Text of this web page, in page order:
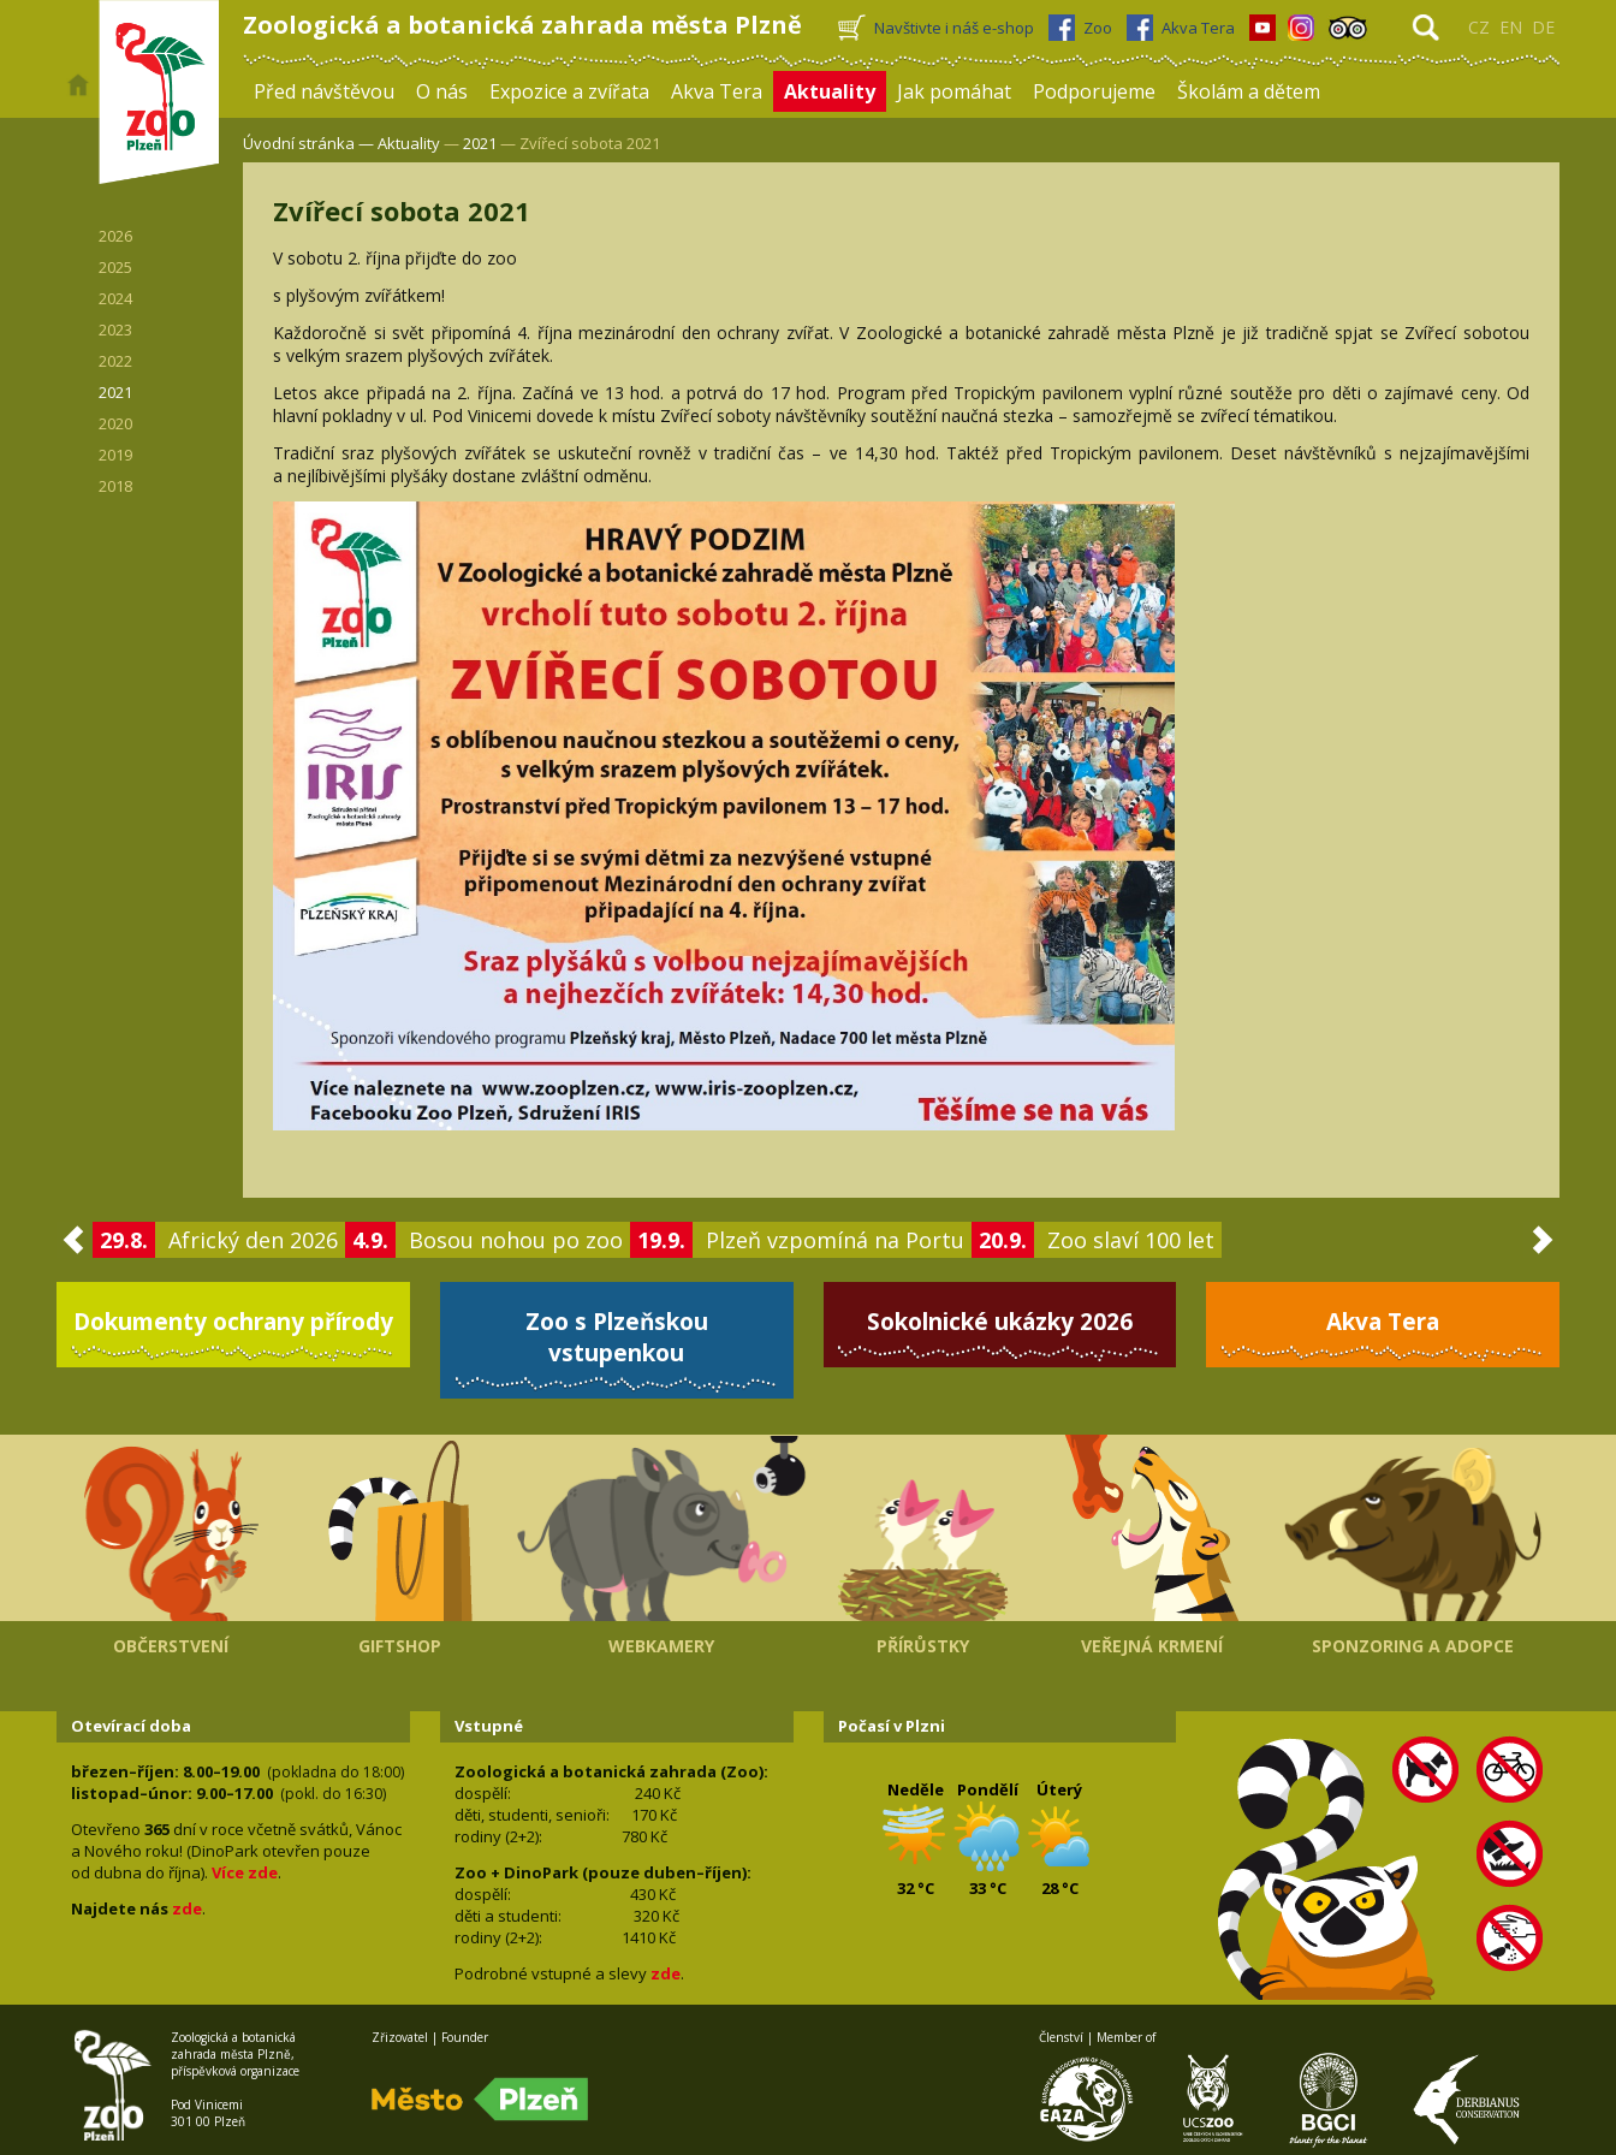
Zoologická a botanická zahrada města Plzně CZ EN DE
Navštivte i náš e-shop Zoo Akva Tera
Před návštěvou O nás Expozice a zvířata Akva Tera Aktuality Jak pomáhat Podporujeme Školám a dětem
2026
2025
2024
2023
2022
2021
2020
2019
2018
Úvodní stránka —Aktuality—2021 — Zvířecí sobota 2021
Zvířecí sobota 2021
V sobotu 2. října přijďte do zoo
s plyšovým zvířátkem!
Každoročně si svět připomíná 4. října mezinárodní den ochrany zvířat. V Zoologické a botanické zahradě města Plzně je již tradičně spjat se Zvířecí sobotou
s velkým srazem plyšových zvířátek.
Letos akce připadá na 2. října. Začíná ve 13 hod. a potrvá do 17 hod. Program před Tropickým pavilonem vyplní různé soutěže pro děti o zajímavé ceny. Od
hlavní pokladny v ul. Pod Vinicemi dovede k místu Zvířecí soboty návštěvníky soutěžní naučná stezka – samozřejmě se zvířecí tématikou.
Tradiční sraz plyšových zvířátek se uskuteční rovněž v tradiční čas – ve 14,30 hod. Taktéž před Tropickým pavilonem. Deset návštěvníků s nejzajímavějšími
a nejlíbivějšími plyšáky dostane zvláštní odměnu.
29.8. Africký den 2026 4.9. Bosou nohou po zoo 19.9. Plzeň vzpomíná na Portu 20.9. Zoo slaví 100 let
Dokumenty ochrany přírody
Zoo s Plzeňskou
vstupenkou
Sokolnické ukázky 2026 Akva Tera
OBČERSTVENÍ GIFTSHOP WEBKAMERY PŘÍRŮSTKY VEŘEJNÁ KRMENÍ SPONZORING A ADOPCE
Otevírací doba
březen–říjen: 8.00–19.00 (pokladna do 18:00)
listopad–únor: 9.00–17.00 (pokl. do 16:30)
Otevřeno 365 dní v roce včetně svátků, Vánoc
a Nového roku! (DinoPark otevřen pouze
od dubna do října). Více zde.
Najdete nás zde.
Vstupné
Zoologická a botanická zahrada (Zoo):
dospělí:
240 Kč
děti, studenti, senioři: 170Kč
rodiny (2+2): 780Kč
Zoo + DinoPark (pouze duben–říjen):
dospělí: 430Kč
děti a studenti: 320 Kč
rodiny (2+2): 1410 Kč
Podrobné vstupné a slevy zde.
Počasí v Plzni
Neděle
32 °C
Pondělí
33 °C
Úterý
28 °C
Zoologická a botanická
zahrada města Plzně,
příspěvková organizace
Pod Vinicemi
301 00 Plzeň
Zřizovatel | Founder Členství | Member of